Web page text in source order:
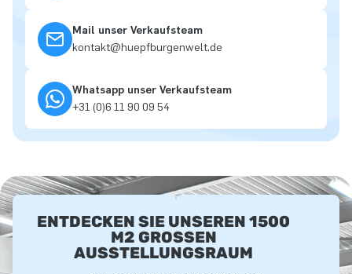
Mail unser Verkaufsteam
kontakt@huepfburgenwelt.de
Whatsapp unser Verkaufsteam
+31 (0)6 11 90 09 54
ENTDECKEN SIE UNSEREN 1500
M2 GROSSEN A
USSTELLUNGSRAUM